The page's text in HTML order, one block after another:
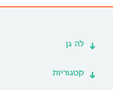
לה גן
קטגוריות